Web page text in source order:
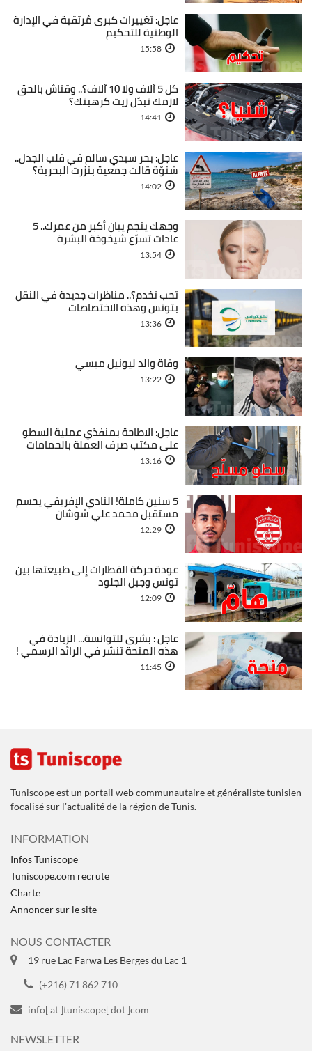
عاجل: تغييرات كبرى مُرتقبة في الإدارة
الوطنية للتحكيم
15:58
كل 5 آلاف ولا 10 آلاف؟.. وقتاش بالحق
لازمك تبدّل زيت كرهبتك؟
14:41
عاجل: بحر سيدي سالم في قلب الجدل..
شنوّة قالت جمعية بنزرت البحرية؟
14:02
وجهك ينجم يبان أكبر من عمرك.. 5
عادات تسرّع شيخوخة البشرة
13:54
تحب تخدم؟.. مناظرات جديدة في النقل
بتونس وهذه الاختصاصات
13:36
وفاة والد ليونيل ميسي
13:22
عاجل: الاطاحة بمنفذي عملية السطو
على مكتب صرف العملة بالحمامات
13:16
5 سنين كاملة! النادي الإفريقي يحسم
مستقبل محمد علي شوشان
12:29
عودة حركة القطارات إلى طبيعتها بين
تونس وجبل الجلود
12:09
عاجل : بشرى للتوانسة... الزيادة في
هذه المنحة تنشر في الرائد الرسمي !
11:45
Tuniscope est un portail web communautaire et généraliste tunisien
focalisé sur l'actualité de la région de Tunis.
INFORMATION
Infos Tuniscope
Tuniscope.com recrute
Charte
Annoncer sur le site
NOUS CONTACTER
19 rue Lac Farwa Les Berges du Lac 1
(+216) 71 862 710
info[ at ]tuniscope[ dot ]com
NEWSLETTER